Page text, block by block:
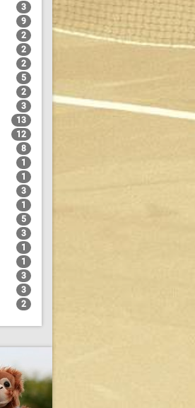
3
9
2
2
2
5
2
3
13
12
8
1
1
3
1
5
3
1
1
3
3
2